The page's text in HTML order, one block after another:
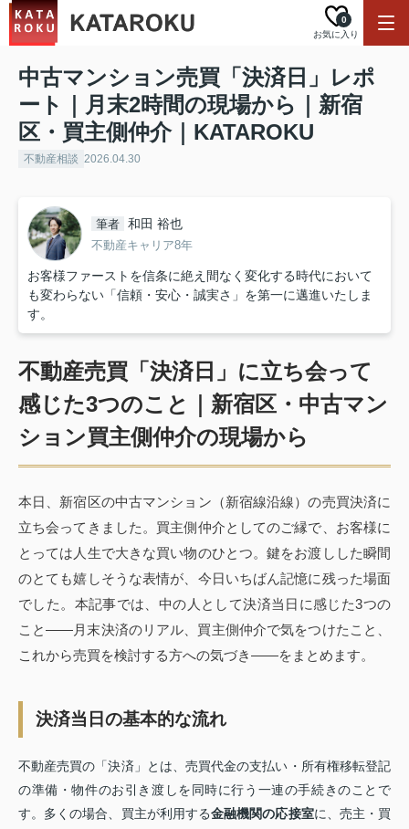
お気に入り
0
中古マンション売買「決済日」レポ
ート｜月末2時間の現場から｜新宿
区・買主側仲介｜KATAROKU
不動産相談 2026.04.30
筆者 和田 裕也
不動産キャリア8年
お客様ファーストを信条に絶え間なく変化する時代において
も変わらない「信頼・安心・誠実さ」を第一に邁進いたしま
す。
不動産売買「決済日」に立ち会って
感じた3つのこと｜新宿区・中古マン
ション買主側仲介の現場から
本日、新宿区の中古マンション（新宿線沿線）の売買決済に
立ち会ってきました。買主側仲介としてのご縁で、お客様に
とっては人生で大きな買い物のひとつ。鍵をお渡しした瞬間
のとても嬉しそうな表情が、今日いちばん記憶に残った場面
でした。本記事では、中の人として決済当日に感じた3つの
こと——月末決済のリアル、買主側仲介で気をつけたこと、
これから売買を検討する方への気づき——をまとめます。
決済当日の基本的な流れ
不動産売買の「決済」とは、売買代金の支払い・所有権移転登記
の準備・物件のお引き渡しを同時に行う一連の手続きのことで
す。多くの場合、買主が利用する金融機関の応接室に、売主・買